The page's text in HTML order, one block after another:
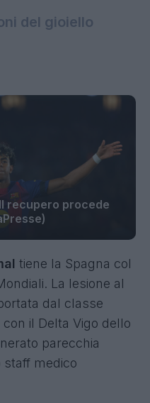
del gioiello
recupero procede
tiene la Spagna col
La lesione al
dal classe
il Delta Vigo dello
parecchia
staff medico